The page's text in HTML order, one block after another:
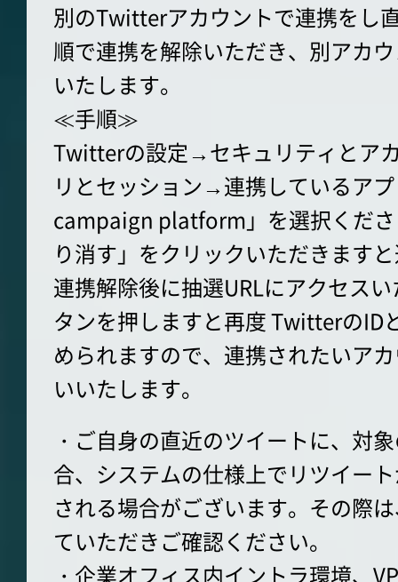
別のTwitterアカウントで連携をし
順で連携を解除いただき、別アカ
いたします。
≪手順≫
Twitterの設定→セキュリティとア
リとセッション→連携しているア
campaign platform」を選択くだ
り消す」をクリックいただきます
連携解除後に抽選URLにアクセス
タンを押しますと再度 TwitterのID
められますので、連携されたいア
いいたします。
・ご自身の直近のツイートに、対
合、システムの仕様上でリツイー
される場合がございます。その際
ていただきご確認ください。
・企業オフィス内イントラ環境、